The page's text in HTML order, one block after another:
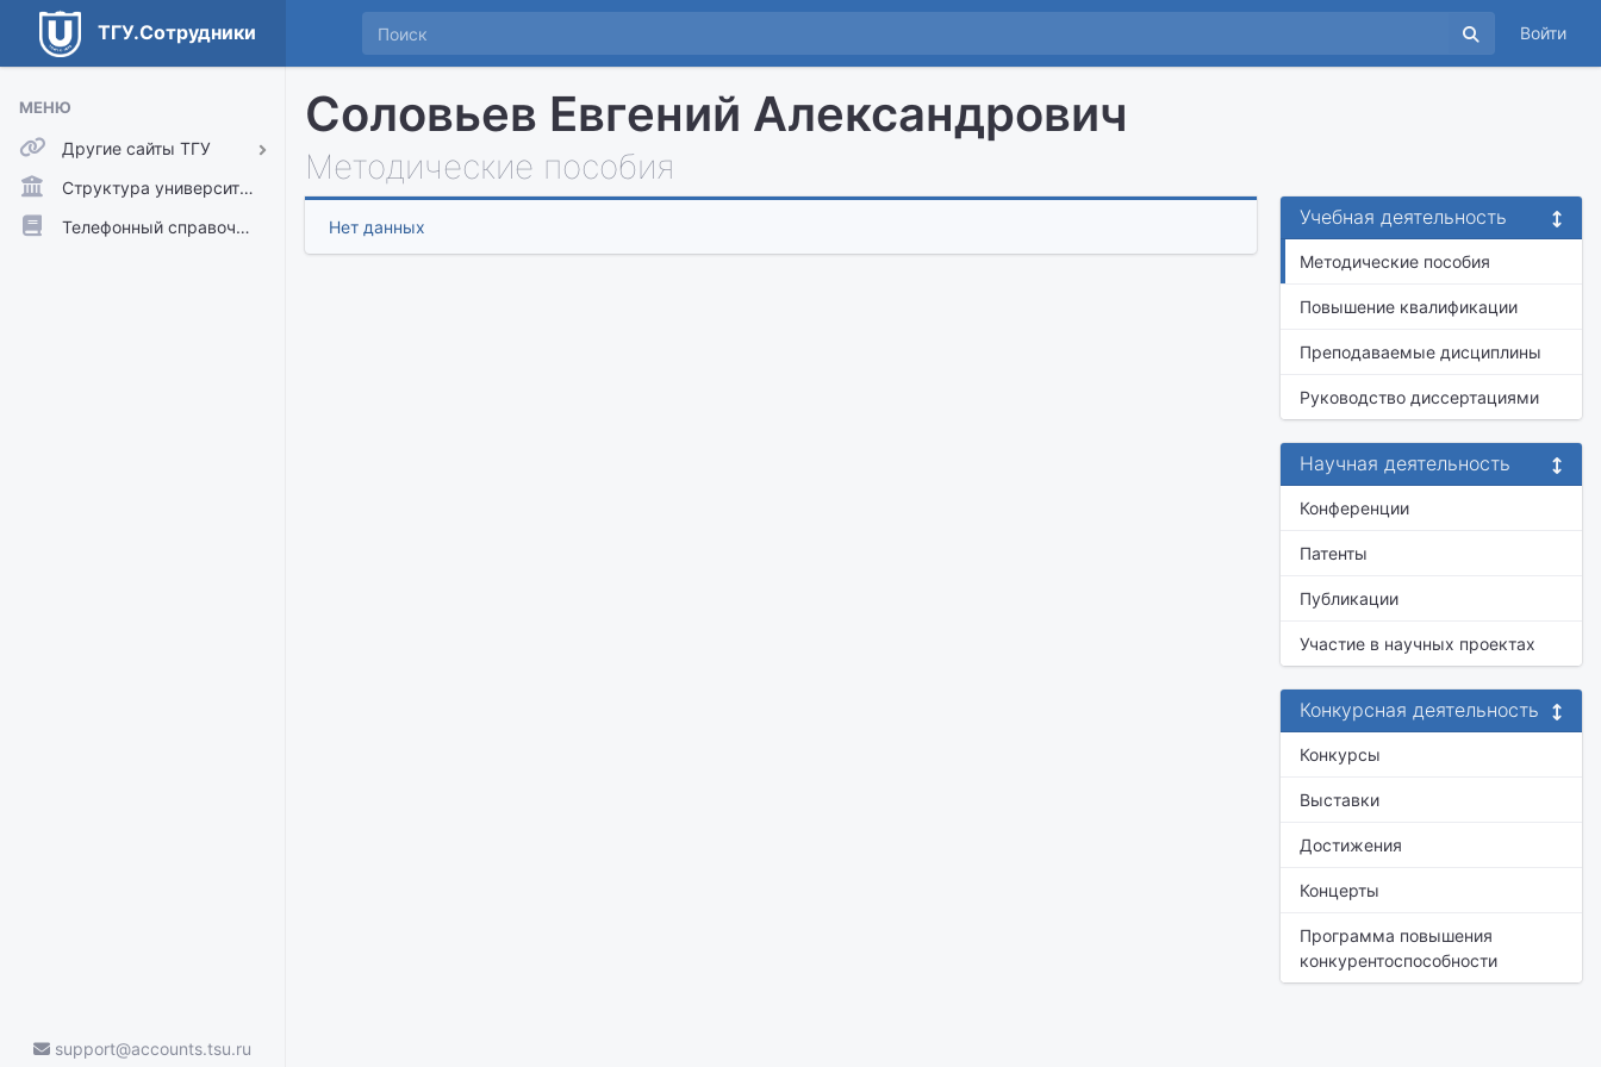
ТГУ.Сотрудники Войти
МЕНЮ
Другие сайты ТГУ
ТГУ.Аккаунты
ТГУ.Расписание
Структура университета
Телефонный справочник
support@accounts.tsu.ru
Соловьев Евгений Александрович
Методические пособия
Нет данных Учебная деятельность
Методические пособия
Повышение квалификации
Преподаваемые дисциплины
Руководство диссертациями
Научная деятельность
Конференции
Патенты
Публикации
Участие в научных проектах
Конкурсная деятельность
Конкурсы
Выставки
Достижения
Концерты
Программа повышения
конкурентоспособности